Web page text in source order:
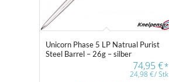
Unicorn Phase 5 LP Natrual Purist
Steel Barrel – 26g – silber
74,95€*
24,98€/Stk